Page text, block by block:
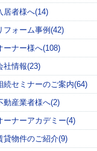
居者様へ(14)
フォーム事例(42)
ーナー様へ(108)
社情報(23)
続セミナーのご案内(64)
動産業者様へ(2)
ーナーアカデミー(4)
貸物件のご紹介(9)